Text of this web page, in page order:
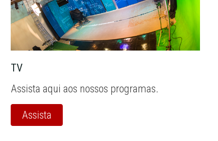
TV
Assista aqui aos nossos programas.
Assista